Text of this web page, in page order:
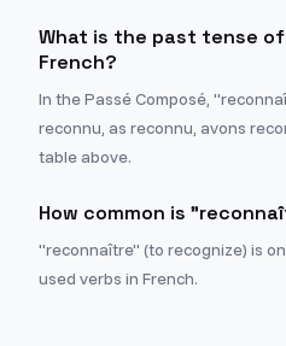
What is the past tense
French?
In the Passé Composé,
reconnu, as reconnu, avons
table above.
How common is
"reconnaître" (to recognize) is
used verbs in French.